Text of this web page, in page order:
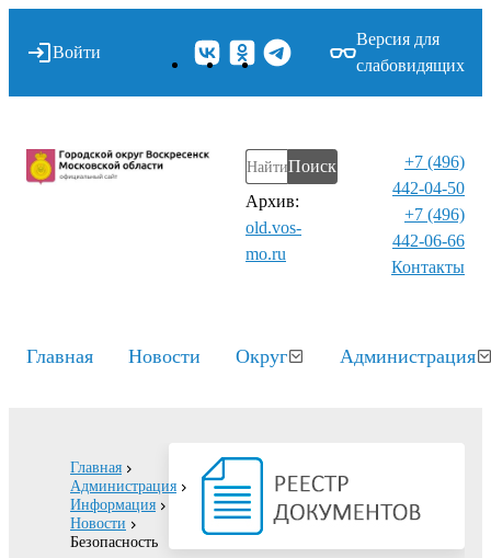
Войти
Версия для
слабовидящих
Поиск
Архив:
old.vos-
mo.ru
+7 (496)
442-04-50
+7 (496)
442-06-66
Контакты⁠
Главная Новости Округ Администрация
Главная
Администрация
Информация
Новости
Безопасность